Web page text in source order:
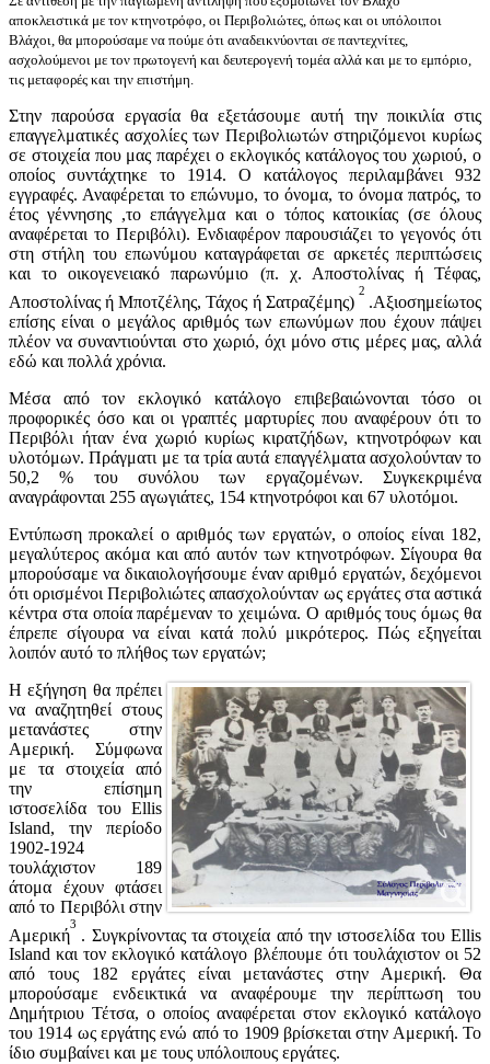
αποκλειστικά με τον κτηνοτρόφο, οι Περιβολιώτες, όπως και οι υπόλοιποι
Βλάχοι, θα μπορούσαμε να πούμε ότι αναδεικνύονται σε παντεχνίτες,
ασχολούμενοι με τον πρωτογενή και δευτερογενή τομέα αλλά και με το εμπόριο,
τις μεταφορές και την επιστήμη.
Στην παρούσα εργασία θα εξετάσουμε αυτή την ποικιλία στις
επαγγελματικές ασχολίες των Περιβολιωτών στηριζόμενοι κυρίως
σε στοιχεία που μας παρέχει ο εκλογικός κατάλογος του χωριού, ο
οποίος συντάχτηκε το 1914. Ο κατάλογος περιλαμβάνει 932
εγγραφές. Αναφέρεται το επώνυμο, το όνομα, το όνομα πατρός, το
έτος γέννησης ,το επάγγελμα και ο τόπος κατοικίας (σε όλους
αναφέρεται το Περιβόλι). Ενδιαφέρον παρουσιάζει το γεγονός ότι
στη στήλη του επωνύμου καταγράφεται σε αρκετές περιπτώσεις
και το οικογενειακό παρωνύμιο (π. χ. Αποστολίνας ή Τέφας,
Αποστολίνας ή Μποτζέλης, Τάχος ή Σατραζέμης)
2
.Αξιοσημείωτος
επίσης είναι ο μεγάλος αριθμός των επωνύμων που έχουν πάψει
πλέον να συναντιούνται στο χωριό, όχι μόνο στις μέρες μας, αλλά
εδώ και πολλά χρόνια.
Μέσα από τον εκλογικό κατάλογο επιβεβαιώνονται τόσο οι
προφορικές όσο και οι γραπτές μαρτυρίες που αναφέρουν ότι το
Περιβόλι ήταν ένα χωριό κυρίως κιρατζήδων, κτηνοτρόφων και
υλοτόμων. Πράγματι με τα τρία αυτά επαγγέλματα ασχολούνταν το
50,2 % του συνόλου των εργαζομένων. Συγκεκριμένα
αναγράφονται 255 αγωγιάτες, 154 κτηνοτρόφοι και 67 υλοτόμοι.
Εντύπωση προκαλεί ο αριθμός των εργατών, ο οποίος είναι 182,
μεγαλύτερος ακόμα και από αυτόν των κτηνοτρόφων. Σίγουρα θα
μπορούσαμε να δικαιολογήσουμε έναν αριθμό εργατών, δεχόμενοι
ότι ορισμένοι Περιβολιώτες απασχολούνταν ως εργάτες στα αστικά
κέντρα στα οποία παρέμεναν το χειμώνα. Ο αριθμός τους όμως θα
έπρεπε σίγουρα να είναι κατά πολύ μικρότερος. Πώς εξηγείται
λοιπόν αυτό το πλήθος των εργατών;
Η εξήγηση θα πρέπει
να αναζητηθεί στους
μετανάστες στην
Αμερική. Σύμφωνα
με τα στοιχεία από
την επίσημη
ιστοσελίδα του Ellis
Island, την περίοδο
1902-1924
τουλάχιστον 189
άτομα έχουν φτάσει
από το Περιβόλι στην
Αμερική
3
. Συγκρίνοντας τα στοιχεία από την ιστοσελίδα του Ellis
Island και τον εκλογικό κατάλογο βλέπουμε ότι τουλάχιστον οι 52
από τους 182 εργάτες είναι μετανάστες στην Αμερική. Θα
μπορούσαμε ενδεικτικά να αναφέρουμε την περίπτωση του
Δημήτριου Τέτσα, ο οποίος αναφέρεται στον εκλογικό κατάλογο
του 1914 ως εργάτης ενώ από το 1909 βρίσκεται στην Αμερική. Το
ίδιο συμβαίνει και με τους υπόλοιπους εργάτες.